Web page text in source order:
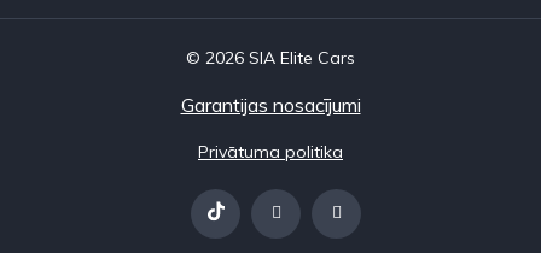
© 2026 SIA Elite Cars
Garantijas nosacījumi
Privātuma politika